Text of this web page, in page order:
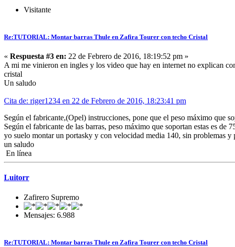
Visitante
Re:TUTORIAL: Montar barras Thule en Zafira Tourer con techo Cristal
« Respuesta #3 en: 22 de Febrero de 2016, 18:19:52 pm »
A mi me vinieron en ingles y los video que hay en internet no explican
cristal
Un saludo
Cita de: riger1234 en 22 de Febrero de 2016, 18:23:41 pm
Según el fabricante,(Opel) instrucciones, pone que el peso máximo que
Según el fabricante de las barras, peso máximo que soportan estas es de
yo suelo montar un portasky y con velocidad media 140, sin problemas y
un saludo
En línea
Luitorr
Zafirero Supremo
Mensajes: 6.988
Re:TUTORIAL: Montar barras Thule en Zafira Tourer con techo Cristal